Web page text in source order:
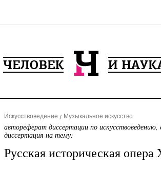
Искусствоведение Музыкальное искусство
автореферат диссертации по
диссертация на тему:
Русская историческая опера